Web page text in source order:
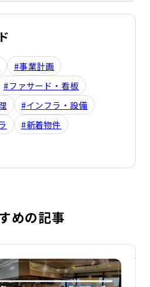
#事業計画
#ファサード・看板
#インフラ・設備
#新着物件
めの記事